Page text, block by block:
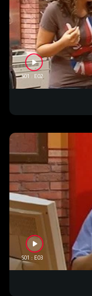
S01 : E02
S01 : E03